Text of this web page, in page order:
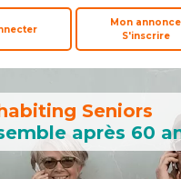
Mon annonce
S'inscrire
Mon annonce
S'inscrire
Seniors
après 60